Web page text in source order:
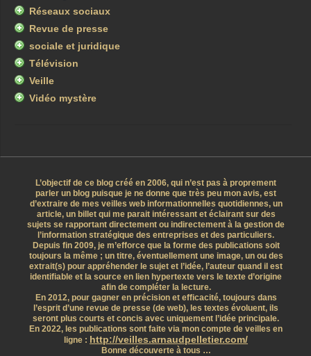
Réseaux sociaux
Revue de presse
sociale et juridique
Télévision
Veille
Vidéo mystère
L’objectif de ce blog créé en 2006, qui n’est pas à proprement
parler un blog puisque je ne donne que très peu mon avis, est
d’extraire de mes veilles web informationnelles quotidiennes, un
article, un billet qui me parait intéressant et éclairant sur des
sujets se rapportant directement ou indirectement à la gestion de
l’information stratégique des entreprises et des particuliers.
Depuis fin 2009, je m’efforce que la forme des publications soit
toujours la même ; un titre, éventuellement une image, un ou des
extrait(s) pour appréhender le sujet et l’idée, l’auteur quand il est
identifiable et la source en lien hypertexte vers le texte d’origine
afin de compléter la lecture.
En 2012, pour gagner en précision et efficacité, toujours dans
l’esprit d’une revue de presse (de web), les textes évoluent, ils
seront plus courts et concis avec uniquement l’idée principale.
En 2022, les publications sont faite via mon compte de veilles en
ligne : http://veilles.arnaudpelletier.com/
Bonne découverte à tous …